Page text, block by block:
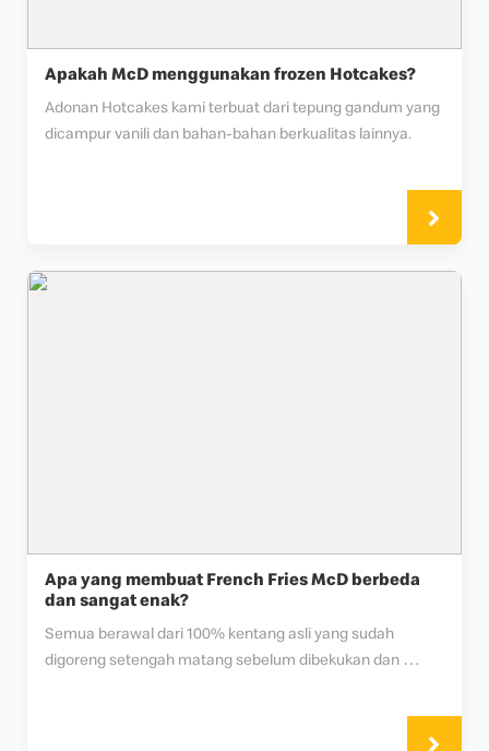
Apakah McD menggunakan frozen Hotcakes?
Adonan Hotcakes kami terbuat dari tepung gandum yang
dicampur vanili dan bahan-bahan berkualitas lainnya.
Apa yang membuat French Fries McD berbeda
dan sangat enak?
Semua berawal dari 100% kentang asli yang sudah
digoreng setengah matang sebelum dibekukan dan